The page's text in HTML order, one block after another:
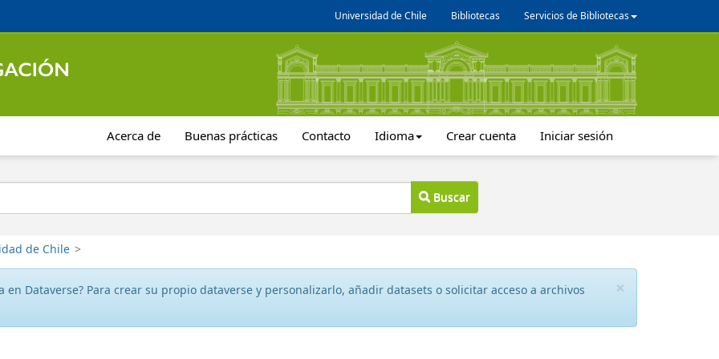
Universidad de Chile Bibliotecas Servicios de Bibliotecas
Acerca de Buenas prácticas Contacto Idioma Crear cuenta Iniciar sesión
Buscar
de Chile >
×
en Dataverse? Para crear su propio dataverse y personalizarlo, añadir datasets o solicitar acceso a archivos